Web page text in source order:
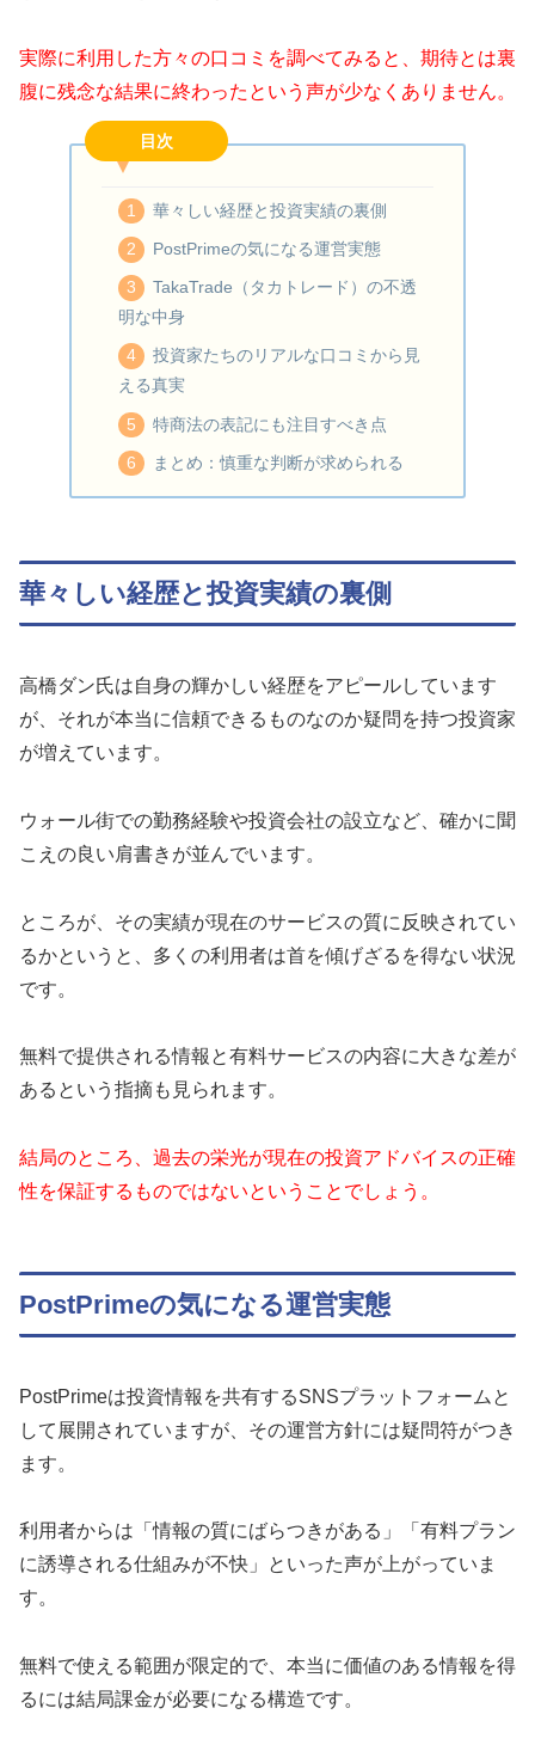
実際に利用した方々の口コミを調べてみると、期待とは裏
腹に残念な結果に終わったという声が少なくありません。
目次
華々しい経歴と投資実績の裏側
PostPrimeの気になる運営実態
TakaTrade（タカトレード）の不透
明な中身
投資家たちのリアルな口コミから見
える真実
特商法の表記にも注目すべき点
まとめ：慎重な判断が求められる
華々しい経歴と投資実績の裏側
高橋ダン氏は自身の輝かしい経歴をアピールしています
が、それが本当に信頼できるものなのか疑問を持つ投資家
が増えています。
ウォール街での勤務経験や投資会社の設立など、確かに聞
こえの良い肩書きが並んでいます。
ところが、その実績が現在のサービスの質に反映されてい
るかというと、多くの利用者は首を傾げざるを得ない状況
です。
無料で提供される情報と有料サービスの内容に大きな差が
あるという指摘も見られます。
結局のところ、過去の栄光が現在の投資アドバイスの正確
性を保証するものではないということでしょう。
PostPrimeの気になる運営実態
PostPrimeは投資情報を共有するSNSプラットフォームと
して展開されていますが、その運営方針には疑問符がつき
ます。
利用者からは「情報の質にばらつきがある」「有料プラン
に誘導される仕組みが不快」といった声が上がっていま
す。
無料で使える範囲が限定的で、本当に価値のある情報を得
るには結局課金が必要になる構造です。